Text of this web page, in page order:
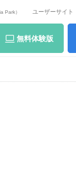
Park） ユーザーサイト
無料体験版